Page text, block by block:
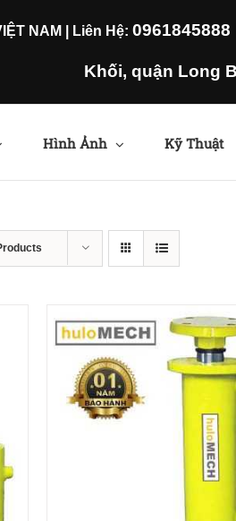
NAM | Liên Hệ: 0961845888
Khối, quận Long
Hình Ảnh Kỹ Thuật